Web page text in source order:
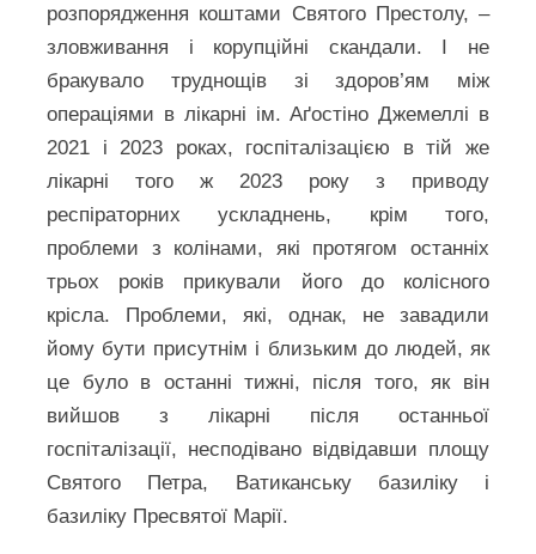
розпорядження коштами Святого Престолу, –
зловживання і корупційні скандали. І не
бракувало труднощів зі здоров’ям між
операціями в лікарні ім. Аґостіно Джемеллі в
2021 і 2023 роках, госпіталізацією в тій же
лікарні того ж 2023 року з приводу
респіраторних ускладнень, крім того,
проблеми з колінами, які протягом останніх
трьох років прикували його до колісного
крісла. Проблеми, які, однак, не завадили
йому бути присутнім і близьким до людей, як
це було в останні тижні, після того, як він
вийшов з лікарні після останньої
госпіталізації, несподівано відвідавши площу
Святого Петра, Ватиканську базиліку і
базиліку Пресвятої Марії.